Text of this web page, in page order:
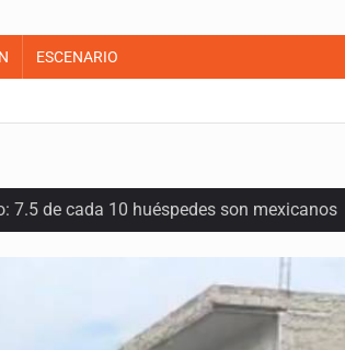
ESCENARIO
7.5 de cada 10 huéspedes son mexicanos
que conquistó nuestros hogares e internet
Centroamericanos
en México y otros tres países de Ámerica